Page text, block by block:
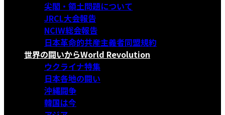
尖閣・領土問題について
JRCL大会報告
NCIW総会報告
日本革命的共産主義者同盟規約
世界の闘いからWorld Revolution
ウクライナ特集
日本各地の闘い
沖縄闘争
韓国は今